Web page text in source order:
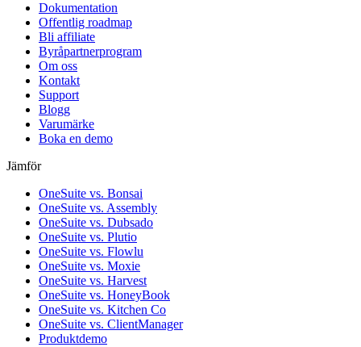
Dokumentation
Offentlig roadmap
Bli affiliate
Byråpartnerprogram
Om oss
Kontakt
Support
Blogg
Varumärke
Boka en demo
Jämför
OneSuite vs. Bonsai
OneSuite vs. Assembly
OneSuite vs. Dubsado
OneSuite vs. Plutio
OneSuite vs. Flowlu
OneSuite vs. Moxie
OneSuite vs. Harvest
OneSuite vs. HoneyBook
OneSuite vs. Kitchen Co
OneSuite vs. ClientManager
Produktdemo